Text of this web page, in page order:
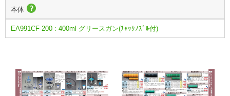
本体
EA991CF-200 : 400ml グリースガン(ﾁｬｯｸﾉｽﾞﾙ付)